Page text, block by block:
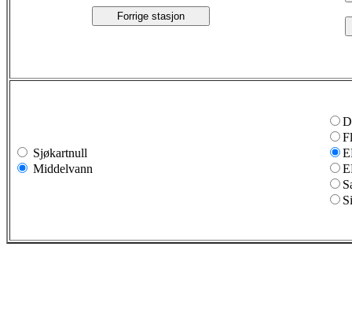
Forrige stasjon
Sjøkartnull
Middelvann